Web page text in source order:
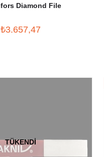
Diamond File
₺3.657,47
TÜKENDI